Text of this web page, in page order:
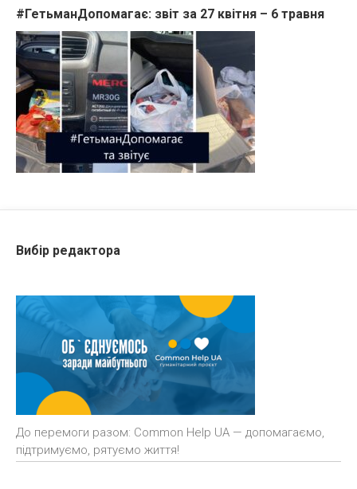
#ГетьманДопомагає: звіт за 27 квітня – 6 травня
Вибір редактора
До перемоги разом: Common Help UA — допомагаємо,
підтримуємо, рятуємо життя!